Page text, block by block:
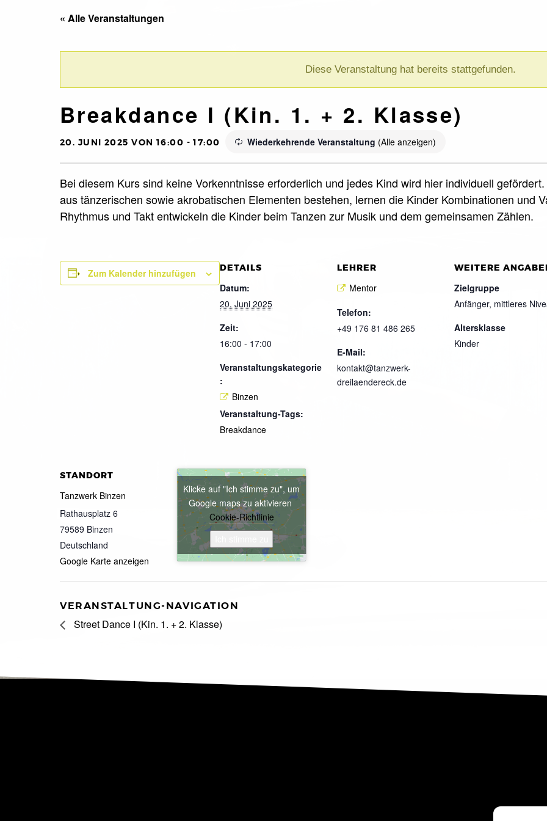
« Alle Veranstaltungen
Diese Veranstaltung hat bereits stattgefunden.
Breakdance I (Kin. 1. + 2. Klasse)
20. JUNI 2025 VON 16:00 -17:00 Wiederkehrende Veranstaltung (Alle anzeigen)
Bei diesem Kurs sind keine Vorkenntnisse erforderlich und jedes Kind wird hier individuell
aus tänzerischen sowie akrobatischen Elementen bestehen, lernen die Kinder Kombinationen und
Rhythmus und Takt entwickeln die Kinder beim Tanzen zur Musik und dem gemeinsamen Zählen.
Zum Kalender hinzufügen DETAILS
Datum:
20. Juni 2025
Zeit:
16:00 - 17:00
Veranstaltungskategorie
:
Binzen
Veranstaltung-Tags:
Breakdance
LEHRER
Mentor
Telefon:
+49 176 81 486 265
E-Mail:
kontakt@tanzwerk-
dreilaendereck.de
WEITERE
Zielgruppe
Anfänger, mittleres
Altersklasse
Kinder
STANDORT
Tanzwerk Binzen
Rathausplatz 6
79589 Binzen
Deutschland
Google Karte anzeigen
Klicke auf "Ich stimme zu", um
Google maps zu aktivieren
Cookie-Richtlinie
VERANSTALTUNG-NAVIGATION
Street Dance I (Kin. 1. + 2. Klasse)